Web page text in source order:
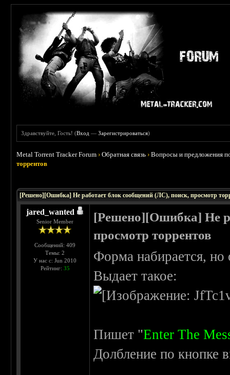
Здравствуйте, Гость! (Вход —Зарегистрироваться)
Metal Torrent Tracker Forum ›Обратная связь ›Вопросы и предложения
торрентов
[Решено][Ошибка] Не работает блок сообщений (ЛС), поиск, просмотр
jared_wanted
Senior Member
Сообщений: 409
Темы: 2
У нас с: Jun 2010
Рейтинг: 35
[Решено][Ошибка] Не
просмотр торрентов
Форма набирается, но
Выдает такое:
Пишет "Enter The
Долбление по кнопке